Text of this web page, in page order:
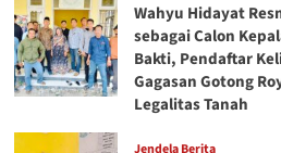
Wahyu Hidayat
sebagai Calon
Bakti, Pendaftar
Gagasan Gotong
Legalitas Tanah